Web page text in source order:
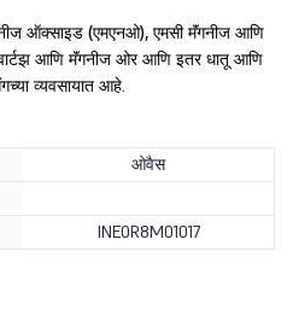
ऑक्साइड (एमएनओ), एमसी मॅंगनीज आणि
आणि मॅंगनीज ओर आणि इतर धातू आणि
व्यवसायात आहे.
ओवैस
INE0R8M01017